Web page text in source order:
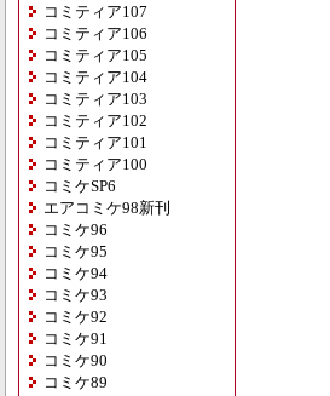
コミティア107
コミティア106
コミティア105
コミティア104
コミティア103
コミティア102
コミティア101
コミティア100
コミケSP6
エアコミケ98新刊
コミケ96
コミケ95
コミケ94
コミケ93
コミケ92
コミケ91
コミケ90
コミケ89